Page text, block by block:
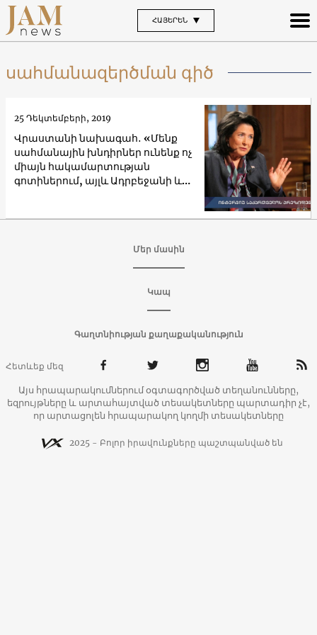
ՀԱՅԵՐԵՆ
սահմանազերծման գիծ
Վրաստանի նախագահ․ «Մենք
սահմանային խնդիրներ ունենք ոչ
միայն հակամարտության
գոտիներում, այլև Ադրբեջանի և
25 Դեկտեմբերի, 2019
Մեր մասին
Կապ
Գաղտնիության քաղաքականություն
Հետևեք մեզ
Այս հրապարակումներում օգտագործված տեղանունները,
եզրույթները և արտահայտված տեսակետները պարտադիր չէ,
որ արտացոլեն հրապարակող կողմի տեսակետները
2025 - Բոլոր իրավունքները պաշտպանված են